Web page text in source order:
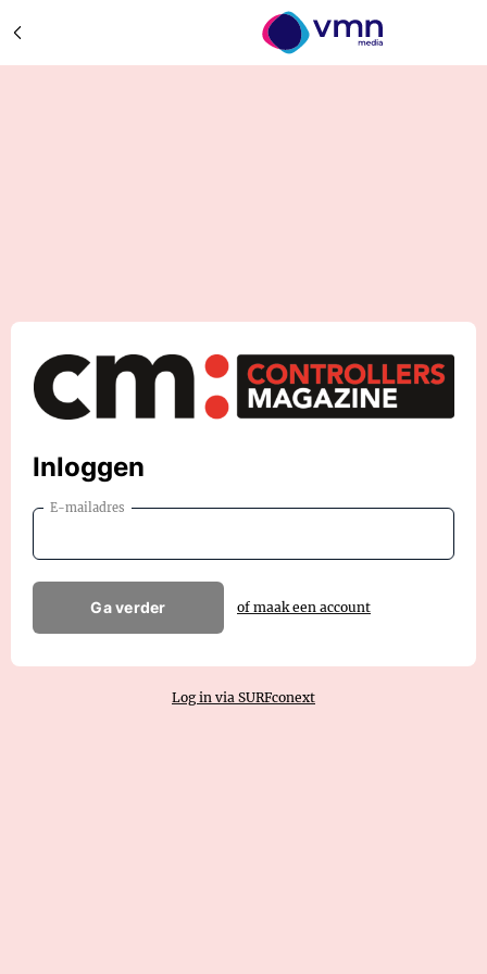
Inloggen
E-mailadres
Ga verder of maak een account
Log in via SURFconext